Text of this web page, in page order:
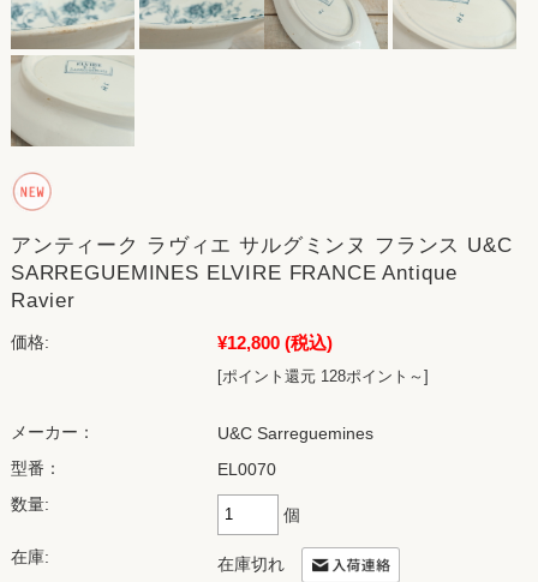
アンティーク ラヴィエ サルグミンヌ フランス U&C
SARREGUEMINES ELVIRE FRANCE Antique
Ravier
価格: ¥12,800 (税込)
[ポイント還元 128ポイント～]
メーカー：
U&C Sarreguemines
型番：
EL0070
数量:
個
在庫: 在庫切れ